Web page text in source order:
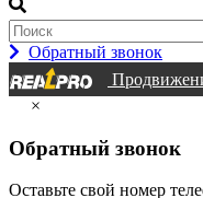
Обратный звонок
×
Обратный звонок
Оставьте свой номер